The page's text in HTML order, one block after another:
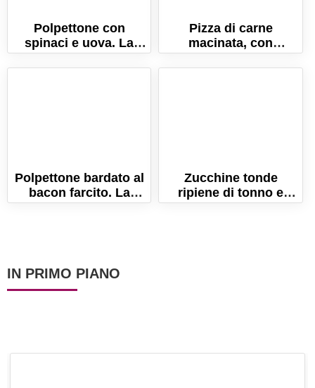
Polpettone con
spinaci e uova. La
ricetta per farlo
morbido e succoso!
Pizza di carne
macinata, con
pomodoro e
mozzarella filante!
Polpettone bardato al
bacon farcito. La
ricetta per farlo
Zucchine tonde
ripiene di tonno e
patate. Ricetta facile e
IN PRIMO PIANO